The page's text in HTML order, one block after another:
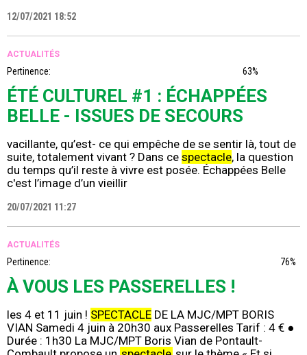
12/07/2021 18:52
ACTUALITÉS
Pertinence: 63%
ÉTÉ CULTUREL #1 : ÉCHAPPÉES
BELLE - ISSUES DE SECOURS
vacillante, qu’est- ce qui empêche de se sentir là, tout de
suite, totalement vivant ? Dans ce spectacle, la question
du temps qu’il reste à vivre est posée. Échappées Belle
c'est l’image d’un vieillir
20/07/2021 11:27
ACTUALITÉS
Pertinence: 76%
À VOUS LES PASSERELLES !
les 4 et 11 juin ! SPECTACLE DE LA MJC/MPT BORIS
VIAN Samedi 4 juin à 20h30 aux Passerelles Tarif : 4 € ●
Durée : 1h30 La MJC/MPT Boris Vian de Pontault-